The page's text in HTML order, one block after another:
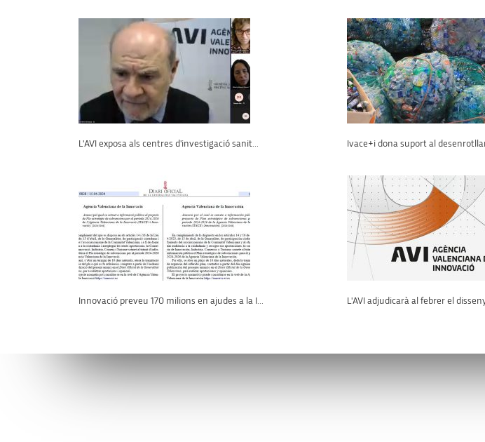
L'AVI exposa als centres d'investigació sanit... Ivace+i dona suport al
Innovació preveu 170 milions en ajudes a la I... L'AVI adjudicarà al febrer el